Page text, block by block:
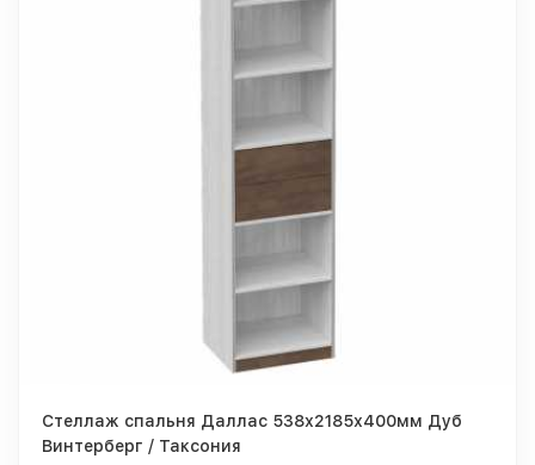
Стеллаж спальня Даллас 538х2185х400мм Дуб
Винтерберг / Таксония